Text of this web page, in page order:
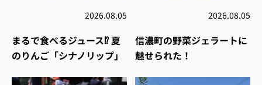
2026.08.05
まるで食べるジュース⁉︎ 夏
のりんご「シナノリップ」
2026.08.05
信濃町の野菜ジェラートに
魅せられた！